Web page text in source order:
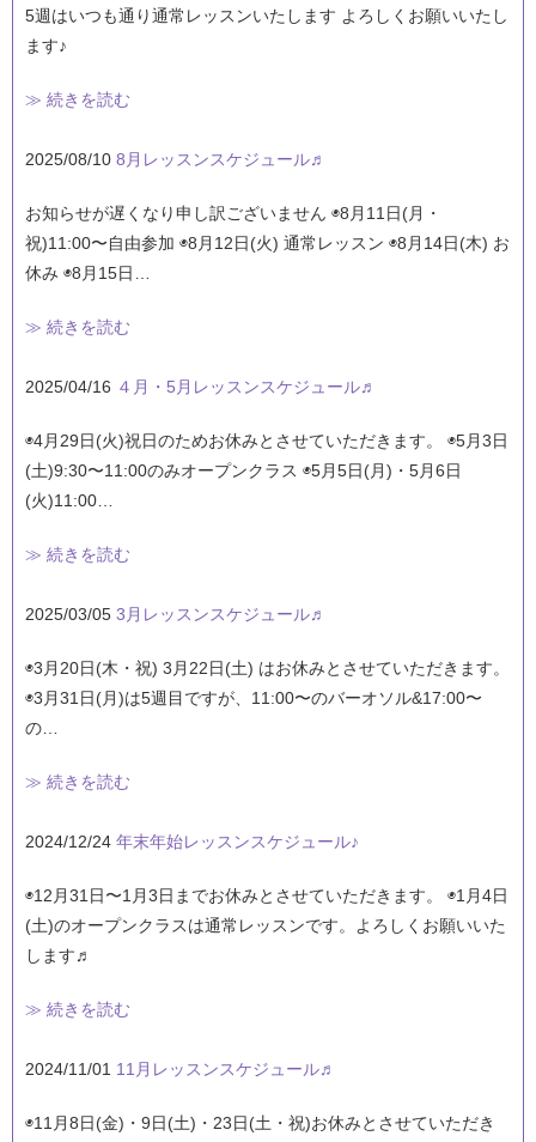
5週はいつも通り通常レッスンいたします よろしくお願いいたし
ます♪
≫ 続きを読む
2025/08/10 8月レッスンスケジュール♬
お知らせが遅くなり申し訳ございません ◉8月11日(月・
祝)11:00〜自由参加 ◉8月12日(火) 通常レッスン ◉8月14日(木) お
休み ◉8月15日…
≫ 続きを読む
2025/04/16 ４月・5月レッスンスケジュール♬
◉4月29日(火)祝日のためお休みとさせていただきます。 ◉5月3日
(土)9:30〜11:00のみオープンクラス ◉5月5日(月)・5月6日
(火)11:00…
≫ 続きを読む
2025/03/05 3月レッスンスケジュール♬
◉3月20日(木・祝) 3月22日(土) はお休みとさせていただきます。
◉3月31日(月)は5週目ですが、11:00〜のバーオソル&17:00〜
の…
≫ 続きを読む
2024/12/24 年末年始レッスンスケジュール♪
◉12月31日〜1月3日までお休みとさせていただきます。 ◉1月4日
(土)のオープンクラスは通常レッスンです。よろしくお願いいた
します♬
≫ 続きを読む
2024/11/01 11月レッスンスケジュール♬
◉11月8日(金)・9日(土)・23日(土・祝)お休みとさせていただき